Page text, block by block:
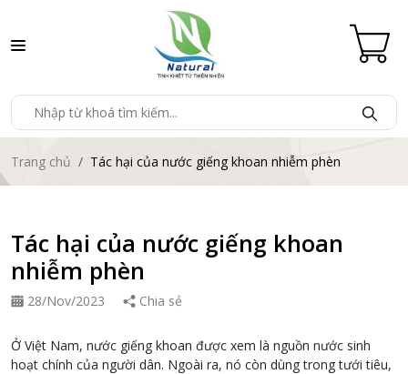
Trang chủ Tác hại của nước giếng khoan nhiễm phèn
Tác hại của nước giếng khoan
nhiễm phèn
28/Nov/2023 Chia sẻ
Ở Việt Nam, nước giếng khoan được xem là nguồn nước sinh
hoạt chính của người dân. Ngoài ra, nó còn dùng trong tưới tiêu,